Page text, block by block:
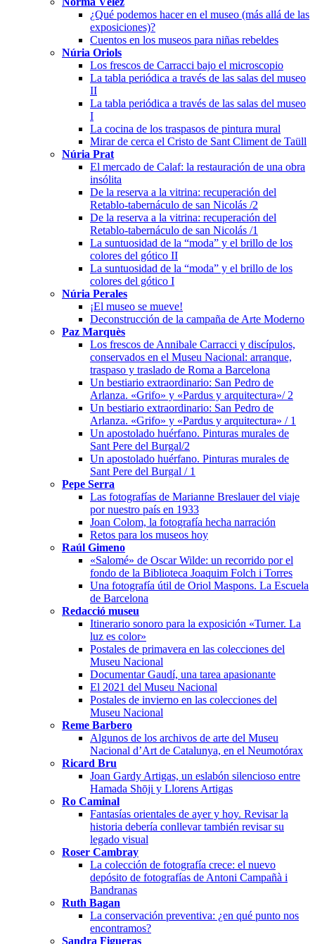
¿Qué podemos hacer en el museo (más allá de las
exposiciones)?
Cuentos en los museos para niñas rebeldes
Núria Oriols
Los frescos de Carracci bajo el microscopio
La tabla periódica a través de las salas del museo
II
La tabla periódica a través de las salas del museo
I
La cocina de los traspasos de pintura mural
Mirar de cerca el Cristo de Sant Climent de Taüll
Núria Prat
El mercado de Calaf: la restauración de una obra
insólita
De la reserva a la vitrina: recuperación del
Retablo-tabernáculo de san Nicolás /2
De la reserva a la vitrina: recuperación del
Retablo-tabernáculo de san Nicolás /1
La suntuosidad de la “moda” y el brillo de los
colores del gótico II
La suntuosidad de la “moda” y el brillo de los
colores del gótico I
Núria Perales
¡El museo se mueve!
Deconstrucción de la campaña de Arte Moderno
Paz Marquès
Los frescos de Annibale Carracci y discípulos,
conservados en el Museu Nacional: arranque,
traspaso y traslado de Roma a Barcelona
Un bestiario extraordinario: San Pedro de
Arlanza. «Grifo» y «Pardus y arquitectura»/ 2
Un bestiario extraordinario: San Pedro de
Arlanza. «Grifo» y «Pardus y arquitectura» / 1
Un apostolado huérfano. Pinturas murales de
Sant Pere del Burgal/2
Un apostolado huérfano. Pinturas murales de
Sant Pere del Burgal / 1
Pepe Serra
Las fotografías de Marianne Breslauer del viaje
por nuestro país en 1933
Joan Colom, la fotografía hecha narración
Retos para los museos hoy
Raúl Gimeno
«Salomé» de Oscar Wilde: un recorrido por el
fondo de la Biblioteca Joaquim Folch i Torres
Una fotografía útil de Oriol Maspons. La Escuela
de Barcelona
Redacció museu
Itinerario sonoro para la exposición «Turner. La
luz es color»
Postales de primavera en las colecciones del
Museu Nacional
Documentar Gaudí, una tarea apasionante
El 2021 del Museu Nacional
Postales de invierno en las colecciones del
Museu Nacional
Reme Barbero
Algunos de los archivos de arte del Museu
Nacional d’Art de Catalunya, en el Neumotórax
Ricard Bru
Joan Gardy Artigas, un eslabón silencioso entre
Hamada Shōji y Llorens Artigas
Ro Caminal
Fantasías orientales de ayer y hoy. Revisar la
historia debería conllevar también revisar su
legado visual
Roser Cambray
La colección de fotografía crece: el nuevo
depósito de fotografías de Antoni Campañà i
Bandranas
Ruth Bagan
La conservación preventiva: ¿en qué punto nos
encontramos?
Sandra Figueras